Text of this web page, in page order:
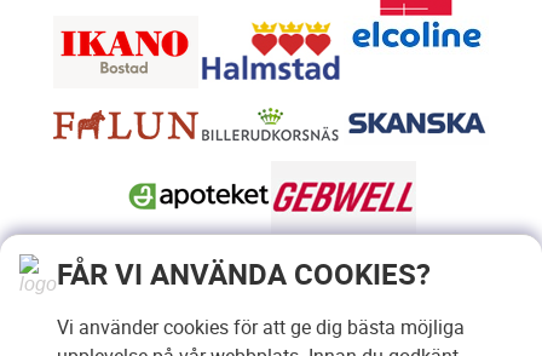
FÅR VI ANVÄNDA COOKIES?
Vi använder cookies för att ge dig bästa möjliga